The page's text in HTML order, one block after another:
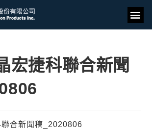
宏捷科聯合新聞
合新聞稿_2020806